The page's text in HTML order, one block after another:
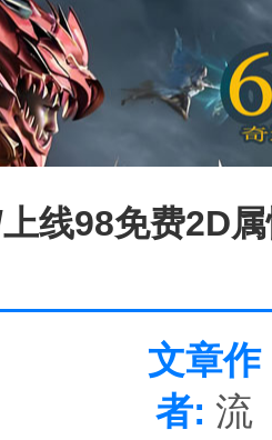
线98免费2D
文章作
者: 流